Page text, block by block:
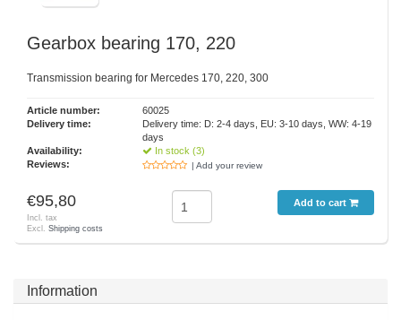
Gearbox bearing 170, 220
Transmission bearing for Mercedes 170, 220, 300
Article number:
60025
Delivery time:
Delivery time: D: 2-4 days, EU: 3-10 days, WW: 4-19
days
Availability:
In stock (3)
Reviews:
| Add your review
€95,80
Incl. tax
Excl. Shipping costs
Add to cart
Information